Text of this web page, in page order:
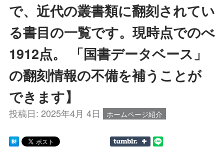
で、近代の叢書類に翻刻されてい
る書目の一覧です。現時点でのべ
1912点。 「国書データベース」
の翻刻情報の不備を補うことが
できます】
投稿日: 2025年4月 4日 ホームページ紹介